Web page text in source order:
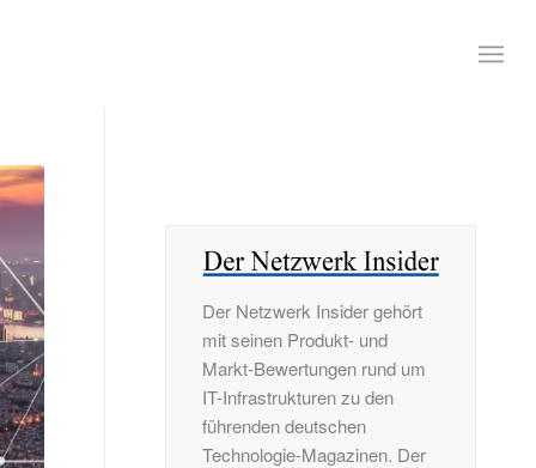
Der Netzwerk Insider gehört
mit seinen Produkt- und
Markt-Bewertungen rund um
IT-Infrastrukturen zu den
führenden deutschen
Technologie-Magazinen. Der